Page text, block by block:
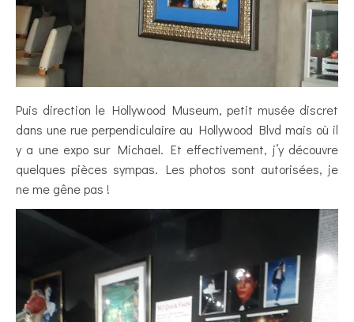
Puis direction le Hollywood Museum, petit musée discret
dans une rue perpendiculaire au Hollywood Blvd mais où il
y a une expo sur Michael. Et effectivement, j’y découvre
quelques pièces sympas. Les photos sont autorisées, je
ne me gêne pas !